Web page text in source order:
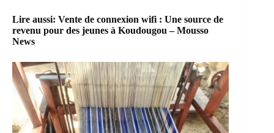
Lire aussi: Vente de connexion wifi : Une source de
revenu pour des jeunes à Koudougou – Mousso
News